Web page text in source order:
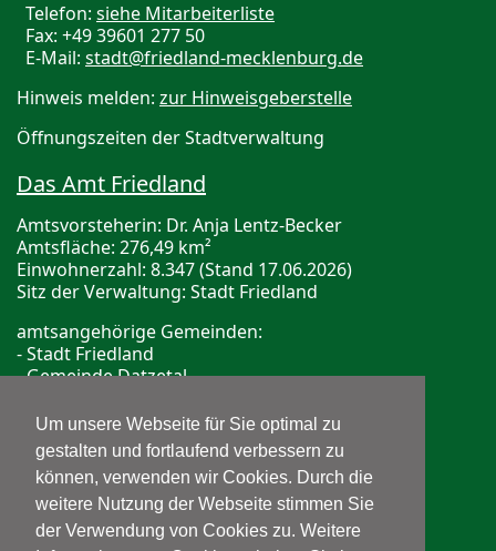
Um unsere Webseite für Sie optimal zu
gestalten und fortlaufend verbessern zu
können, verwenden wir Cookies. Durch die
weitere Nutzung der Webseite stimmen Sie
der Verwendung von Cookies zu. Weitere
Telefon: siehe Mitarbeiterliste
Fax: +49 39601 277 50
E-Mail: stadt@friedland-mecklenburg.de
Hinweis melden: zur Hinweisgeberstelle
Öffnungszeiten der Stadtverwaltung
Das Amt Friedland
Amtsvorsteherin: Dr. Anja Lentz-Becker
Amtsfläche: 276,49 km²
Einwohnerzahl: 8.347 (Stand 17.06.2026)
Sitz der Verwaltung: Stadt Friedland
amtsangehörige Gemeinden:
- Stadt Friedland
- Gemeinde Datzetal
Bereitschaftsdienste
ärztliche Bereitschaftshotline
Telefon: 116 117